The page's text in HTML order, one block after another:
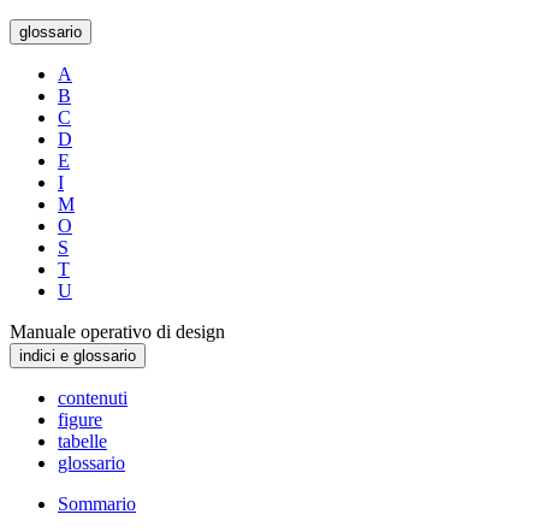
glossario
A
B
C
D
E
I
M
O
S
T
U
Manuale operativo di design
indici e glossario
contenuti
figure
tabelle
glossario
Sommario